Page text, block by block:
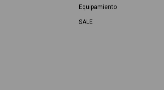
Equipamiento
SALE